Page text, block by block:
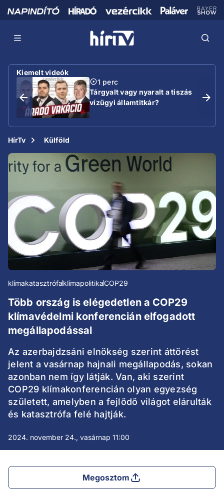
Kiemelt videók
1 perc
Tárgyalt vagy nyaralt a tiszás
vízügyi államtitkár?
HírTv Külföld
klímakatasztrófaklímapolitikaCOP29
Több ország is elégedetlen a COP29
klímavédelmi konferencián elfogadott
megállapodással
Az azerbajdzsáni elnökség szerint áttörést
jelent a vasárnap hajnali megállapodás, sokan
azonban nem így látják. Van, aki szerint
COP29 klímakonferencián olyan egyezség
született, amelyben a fejlődő világot elárulták
és katasztrófa felé hajtják.
2024. november 24., vasárnap 11:00
Megosztom